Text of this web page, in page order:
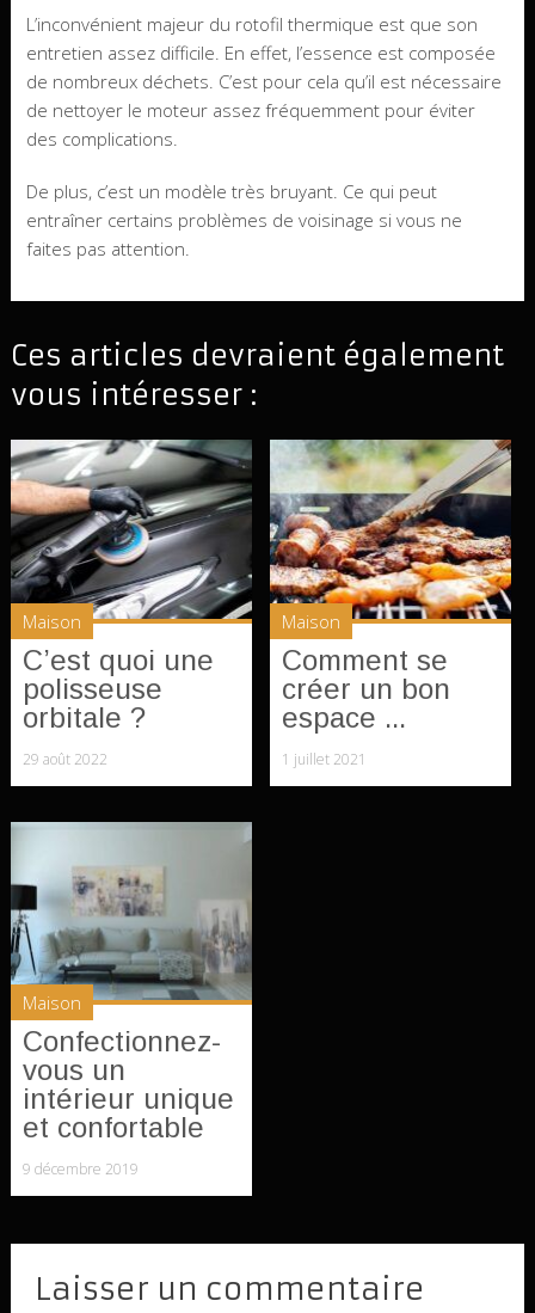
L’inconvénient majeur du rotofil thermique est que son
entretien assez difficile. En effet, l’essence est composée
de nombreux déchets. C’est pour cela qu’il est nécessaire
de nettoyer le moteur assez fréquemment pour éviter
des complications.
De plus, c’est un modèle très bruyant. Ce qui peut
entraîner certains problèmes de voisinage si vous ne
faites pas attention.
Ces articles devraient également
vous intéresser :
Maison
C’est quoi une
polisseuse
orbitale ?
29 août 2022
Maison
Comment se
créer un bon
espace ...
1 juillet 2021
Maison
Confectionnez-
vous un
intérieur unique
et confortable
9 décembre 2019
Laisser un commentaire